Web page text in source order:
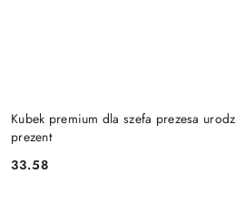
Kubek premium dla szefa prezesa
prezent
Cena:
33.58